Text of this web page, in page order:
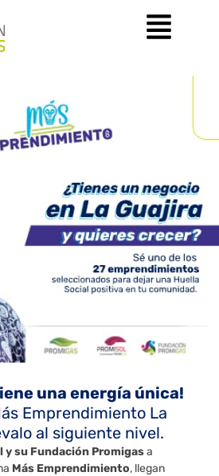
una energía única!
Emprendimiento La
al siguiente nivel.
y su Fundación Promigasa
Más Emprendimiento, llegan